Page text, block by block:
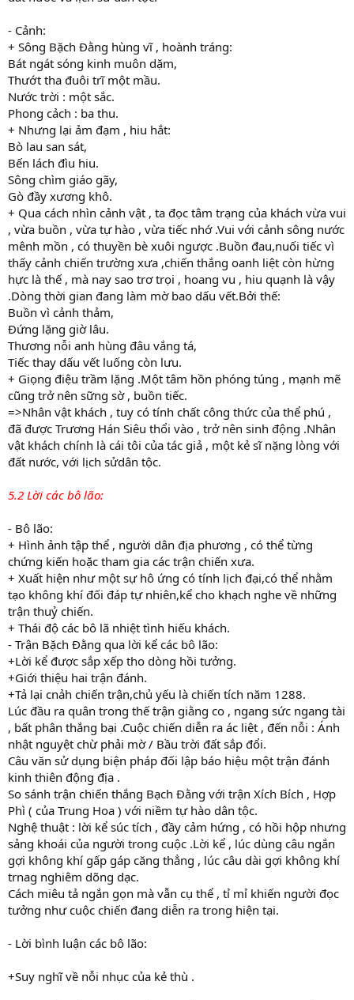
- Cảnh:
+ Sông Bặch Đằng hùng vĩ , hoành tráng:
Bát ngát sóng kinh muôn dặm,
Thướt tha đuôi trĩ một mầu.
Nước trời : một sắc.
Phong cảch : ba thu.
+ Nhưng lại ảm đạm , hiu hắt:
Bò lau san sát,
Bến lách đìu hiu.
Sông chìm giáo gãy,
Gò đầy xương khô.
+ Qua cách nhìn cảnh vật , ta đọc tâm trạng của khách vừa vui
, vừa buồn , vừa tự hào , vừa tiếc nhớ .Vui với cảnh sông nước
mênh mồn , có thuyền bè xuôi ngược .Buồn đau,nuối tiếc vì
thấy cảnh chiến trường xưa ,chiến thắng oanh liệt còn hừng
hực là thế , mà nay sao trơ trọi , hoang vu , hiu quạnh là vậy
.Dòng thời gian đang làm mờ bao dấu vết.Bởi thế:
Buồn vì cảnh thảm,
Đứng lặng giờ lâu.
Thương nỗi anh hùng đâu vắng tá,
Tiếc thay dấu vết luống còn lưu.
+ Giọng điệu trầm lặng .Một tâm hồn phóng túng , mạnh mẽ
cũng trở nên sững sờ , buồn tiếc.
=>Nhân vật khách , tuy có tính chất công thức của thể phú ,
đã được Trương Hán Siêu thổi vào , trở nên sinh động .Nhân
vật khách chính là cái tôi của tác giả , một kẻ sĩ nặng lòng với
đất nước, với lịch sửdân tộc.
5.2 Lời các bô lão:
- Bô lão:
+ Hình ảnh tập thể , người dân địa phương , có thể từng
chứng kiến hoặc tham gia các trận chiến xưa.
+ Xuất hiện như một sự hô ứng có tính lịch đại,có thể nhằm
tạo không khí đối đáp tự nhiên,kể cho khạch nghe về những
trận thuỷ chiến.
+ Thái độ các bô lã nhiệt tình hiếu khách.
- Trận Bặch Đằng qua lời kể các bô lão:
+Lời kể được sắp xếp tho dòng hồi tưởng.
+Giới thiệu hai trận đánh.
+Tả lại cnảh chiến trận,chủ yếu là chiến tích năm 1288.
Lúc đầu ra quân trong thế trận giằng co , ngang sức ngang tài
, bất phân thắng bại .Cuộc chiến diễn ra ác liệt , đến nỗi : Ánh
nhật nguyệt chừ phải mờ / Bầu trời đất sắp đổi.
Câu văn sử dụng biện pháp đối lập báo hiệu một trận đánh
kinh thiên động địa .
So sánh trận chiến thắng Bạch Đằng với trận Xích Bích , Hợp
Phì ( của Trung Hoa ) với niềm tự hào dân tộc.
Nghệ thuật : lời kể súc tích , đầy cảm hứng , có hồi hộp nhưng
sảng khoái của người trong cuộc .Lời kể , lúc dùng câu ngắn
gợi không khí gấp gáp căng thẳng , lúc câu dài gợi không khí
trnag nghiêm dõng dạc.
Cách miêu tả ngắn gọn mà vẫn cụ thể , tỉ mỉ khiến người đọc
tưởng như cuộc chiến đang diễn ra trong hiện tại.
- Lời bình luận các bô lão:
+Suy nghĩ về nỗi nhục của kẻ thù .